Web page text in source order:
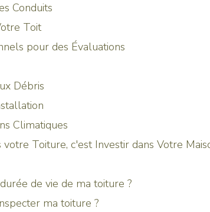
Conduits
Toit
pour des Évaluations
Débris
Climatiques
Toiture, c'est Investir dans Votre
de vie de ma toiture ?
ma toiture ?